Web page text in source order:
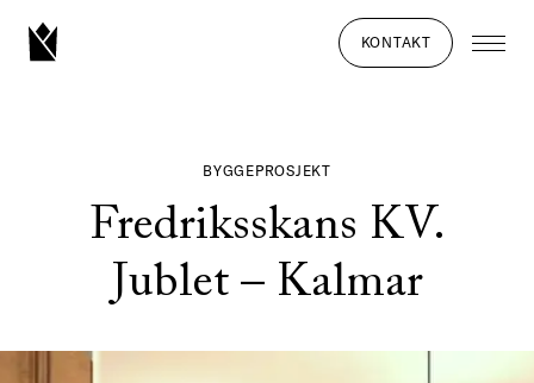
KONTAKT
BYGGEPROSJEKT
Fredriksskans KV.
Jublet – Kalmar